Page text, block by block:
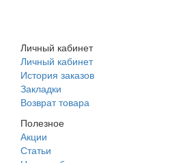
Личный кабинет
Личный кабинет
История заказов
Закладки
Возврат товара
Полезное
Акции
Статьи